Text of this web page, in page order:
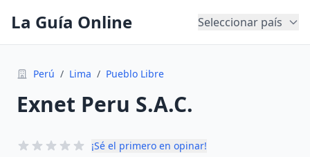
La Guía Online Seleccionar país
Perú / Lima / Pueblo Libre
Exnet Peru S.A.C.
¡Sé el primero en opinar!